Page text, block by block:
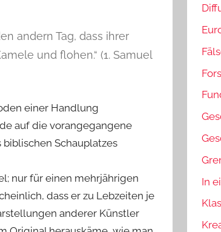
andern Tag, dass ihrer
und flohen.“ (1. Samuel
einer Handlung
auf die vorangegangene
Schauplatzes
nur für einen mehrjährigen
dass er zu Lebzeiten je
anderer Künstler
In